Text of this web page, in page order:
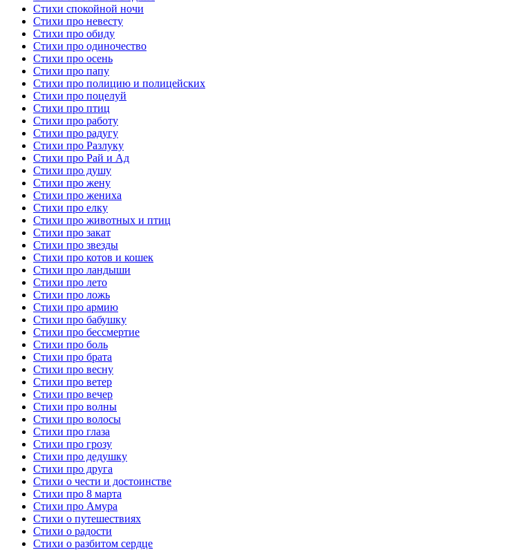
Стихи спокойной ночи
Стихи про невесту
Стихи про обиду
Стихи про одиночество
Стихи про осень
Стихи про папу
Стихи про полицию и полицейских
Стихи про поцелуй
Стихи про птиц
Стихи про работу
Стихи про радугу
Стихи про Разлуку
Стихи про Рай и Ад
Стихи про душу
Стихи про жену
Стихи про жениха
Стихи про елку
Стихи про животных и птиц
Стихи про закат
Стихи про звезды
Стихи про котов и кошек
Стихи про ландыши
Стихи про лето
Стихи про ложь
Стихи про армию
Стихи про бабушку
Стихи про бессмертие
Стихи про боль
Стихи про брата
Стихи про весну
Стихи про ветер
Стихи про вечер
Стихи про волны
Стихи про волосы
Стихи про глаза
Стихи про грозу
Стихи про дедушку
Стихи про друга
Стихи о чести и достоинстве
Стихи про 8 марта
Стихи про Амура
Стихи о путешествиях
Стихи о радости
Стихи о разбитом сердце